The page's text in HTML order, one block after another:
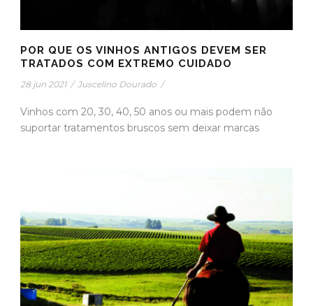
POR QUE OS VINHOS ANTIGOS DEVEM SER
TRATADOS COM EXTREMO CUIDADO
28 jun 2021 / Juscelino Dourado /
Vinhos com 20, 30, 40, 50 anos ou mais podem não
suportar tratamentos bruscos sem deixar marcas